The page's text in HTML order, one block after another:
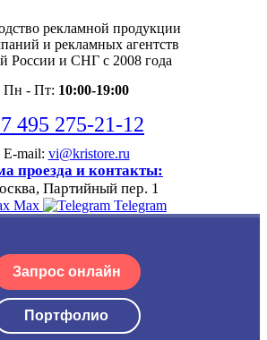
рекламной продукции
и рекламных агентств
России и СНГ с 2008 года
Пн - Пт: 10:00-19:00
495 275-21-12
E-mail: vi@kristore.ru
проезда и контакты:
Партийный пер. 1
Max Telegram
Запрос онлайн
Портфолио